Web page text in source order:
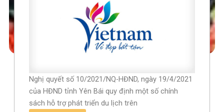
Nghị quyết số 10/2021/NQ-HĐND, ngày 19/4/2021
của HĐND tỉnh Yên Bái quy định một số chính
sách hỗ trợ phát triển du lịch trên